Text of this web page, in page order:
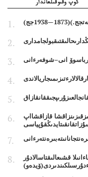
كوپ وقىوقىلعاندار
انى–شوفەرءانى
قازاقشااپ
قشىعالىقتاسالادۇر